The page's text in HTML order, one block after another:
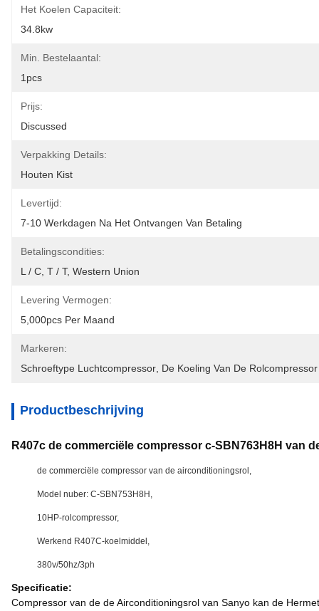
Het Koelen Capaciteit:
34.8kw
Min. Bestelaantal:
1pcs
Prijs:
Discussed
Verpakking Details:
Houten Kist
Levertijd:
7-10 Werkdagen Na Het Ontvangen Van Betaling
Betalingscondities:
L / C, T / T, Western Union
Levering Vermogen:
5,000pcs Per Maand
Markeren:
Schroeftype Luchtcompressor De Koeling Van De Rolcompressor
Productbeschrijving
R407c de commerciële compressor c-SBN763H8H van
de commerciële compressor van de airconditioningsrol,
Model nuber: C-SBN753H8H,
10HP-rolcompressor,
Werkend R407C-koelmiddel,
380v/50hz/3ph
Specificatie:
Compressor van de de Airconditioningsrol van Sanyo kan de